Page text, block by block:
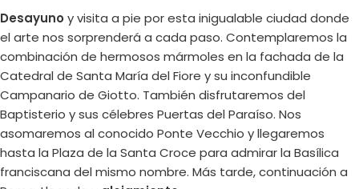
Desayuno y visita a pie por esta inigualable ciudad donde
el arte nos sorprenderá a cada paso. Contemplaremos la
combinación de hermosos mármoles en la fachada de la
Catedral de Santa María del Fiore y su inconfundible
Campanario de Giotto. También disfrutaremos del
Baptisterio y sus célebres Puertas del Paraíso. Nos
asomaremos al conocido Ponte Vecchio y llegaremos
hasta la Plaza de la Santa Croce para admirar la Basílica
franciscana del mismo nombre. Más tarde, continuación a